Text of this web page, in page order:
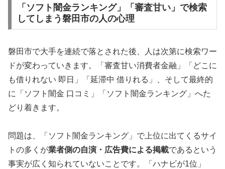
「ソフト闇金ランキング」「審査甘い」で検索
してしまう磐田市の人の心理
磐田市で大手を連続で落とされた後、人は次第に検索ワー
ドが変わっていきます。「審査甘い消費者金融」「どこに
も借りれない 即日」「延滞中 借りれる」、そして最終的
に「ソフト闇金 口コミ」「ソフト闇金ランキング」へた
どり着きます。
問題は、「ソフト闇金ランキング」で上位に出てくるサイ
トの多くが業者側の自演・広告費による掲載であるという
事実が広く知られていないことです。「ハナビが1位」